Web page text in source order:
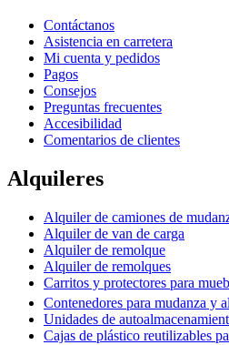
Contáctanos
Asistencia en carretera
Mi cuenta y pedidos
Pagos
Consejos
Preguntas frecuentes
Accesibilidad
Comentarios de clientes
Alquileres
Alquiler de camiones de
Alquiler de van de carga
Alquiler de remolque
Alquiler de remolques
Carritos y protectores para
Contenedores para mudanza y
Unidades de
Cajas de plástico reutilizables